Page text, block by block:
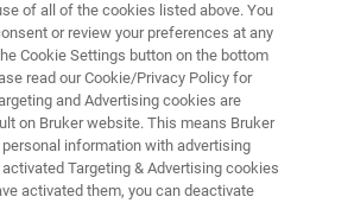
of all of the cookies listed above. You
or review your preferences at any
Cookie Settings button on the bottom
read our Cookie/Privacy Policy for
and Advertising cookies are
on Bruker website. This means Bruker
information with advertising
Targeting & Advertising cookies
activated them, you can deactivate